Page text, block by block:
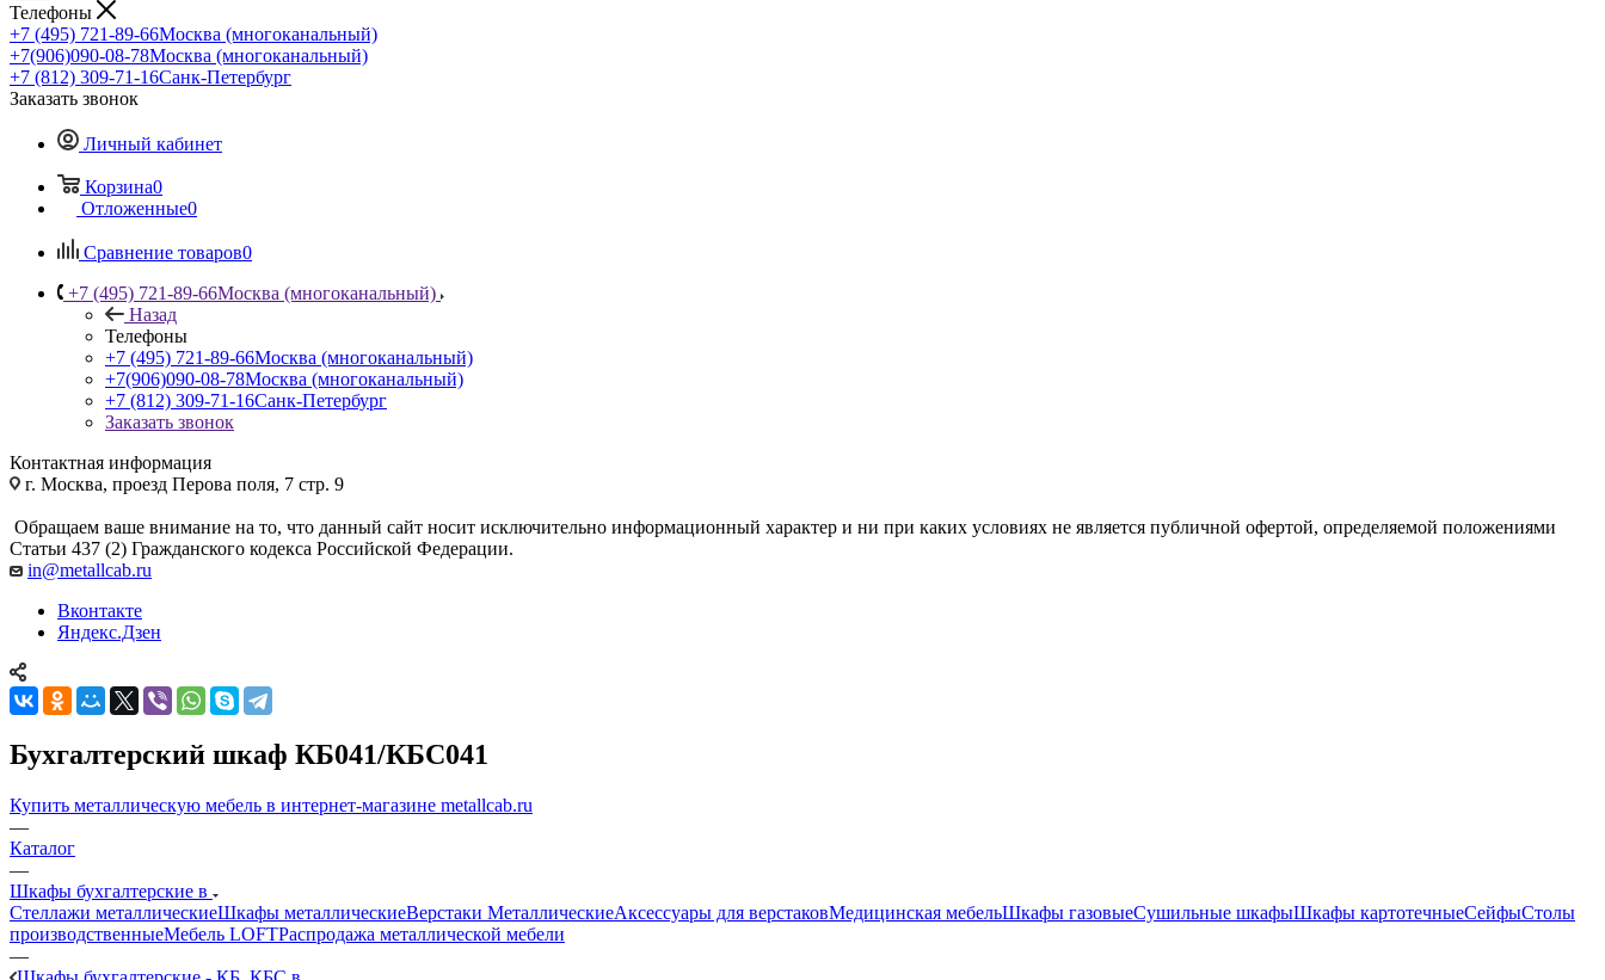
Телефоны
+7 (495) 721-89-66Москва (многоканальный)
+7(906)090-08-78Москва (многоканальный)
+7 (812) 309-71-16Санк-Петербург
Заказать звонок
Личный кабинет
Корзина0
Отложенные0
Сравнение товаров0
+7 (495) 721-89-66Москва (многоканальный)
Назад
Телефоны
+7 (495) 721-89-66Москва (многоканальный)
+7(906)090-08-78Москва (многоканальный)
+7 (812) 309-71-16Санк-Петербург
Заказать звонок
Контактная информация
г. Москва, проезд Перова поля, 7 стр. 9
Обращаем ваше внимание на то, что данный сайт носит исключительно информационный характер и ни при каких условиях не является публичной офертой, определяемой положениями
Статьи 437 (2) Гражданского кодекса Российской Федерации.
in@metallcab.ru
Вконтакте
Яндекс.Дзен
Бухгалтерский шкаф КБ041/КБС041
Купить металлическую мебель в интернет-магазине metallcab.ru
—
Каталог
—
Шкафы бухгалтерские в
Стеллажи металлическиеШкафы металлическиеВерстаки МеталлическиеАксессуары для верстаковМедицинская мебельШкафы газовыеСушильные шкафыШкафы картотечныеСейфыСтолы
производственныеМебель LOFTРаспродажа металлической мебели
—